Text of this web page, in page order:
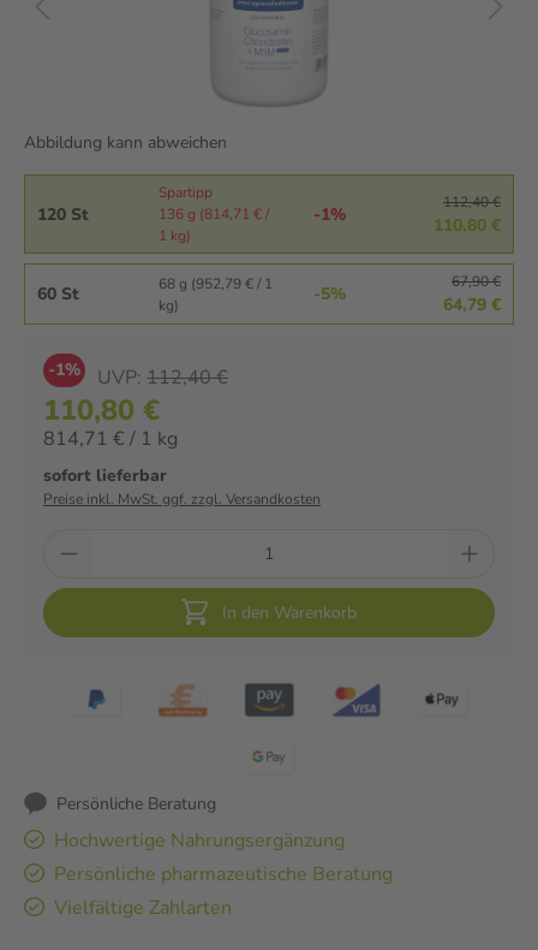
Abbildung kann abweichen
120 St
Spartipp
136 g (814,71 € /
1 kg)
-1%
112,40 €
110,80 €
60 St
68 g (952,79 € / 1
kg)
-5%
67,90 €
64,79 €
-1% UVP: 112,40 €
110,80 €
814,71 € / 1 kg
sofort lieferbar
Preise inkl. MwSt. ggf. zzgl. Versandkosten
In den Warenkorb
Persönliche Beratung
Hochwertige Nahrungsergänzung
Persönliche pharmazeutische Beratung
Vielfältige Zahlarten